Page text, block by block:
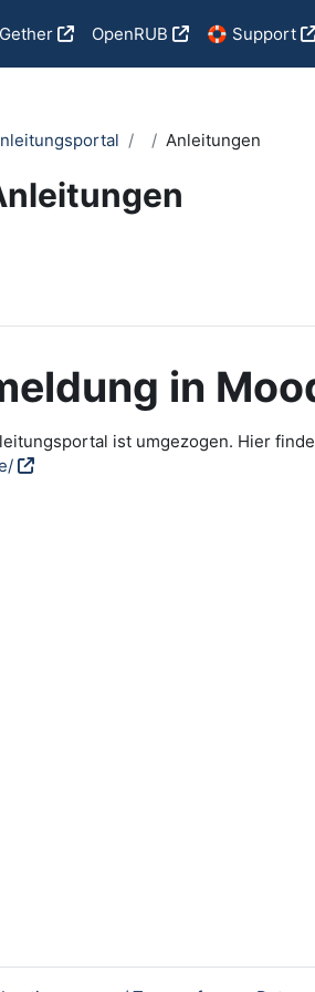
OpenRUB 🛟 Support
Anleitungen
in
ist umgezogen. Hier